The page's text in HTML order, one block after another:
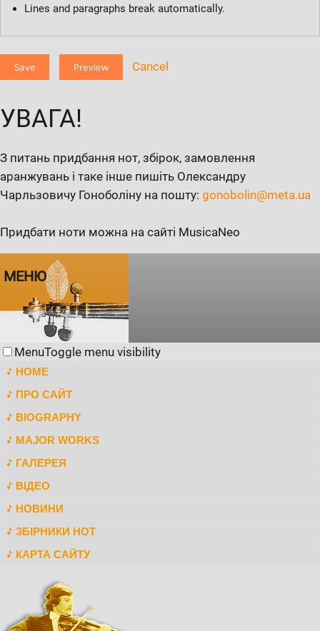
Lines and paragraphs break automatically.
Cancel
УВАГА!
З питань придбання нот, збірок, замовлення
аранжувань і таке інше пишіть Олександру
Чарльзовичу Гоноболіну на пошту: gonobolin@meta.ua
Придбати ноти можна на сайті MusicaNeo
МЕНЮ
MenuToggle menu visibility
HOME
ПРО САЙТ
BIOGRAPHY
MAJOR WORKS
ГАЛЕРЕЯ
ВІДЕО
НОВИНИ
ЗБІРНИКИ НОТ
КАРТА САЙТУ